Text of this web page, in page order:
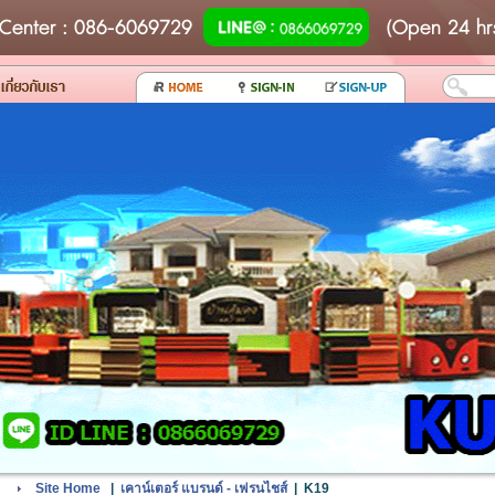
: 086-6069729 (Open 24
Site Home เคาน์เตอร์ แบรนด์ - เฟรนไชส์| K19